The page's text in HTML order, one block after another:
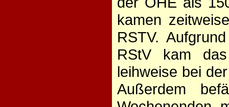
kamen
RSTV.
RStV kam
leihweise bei
Außerdem